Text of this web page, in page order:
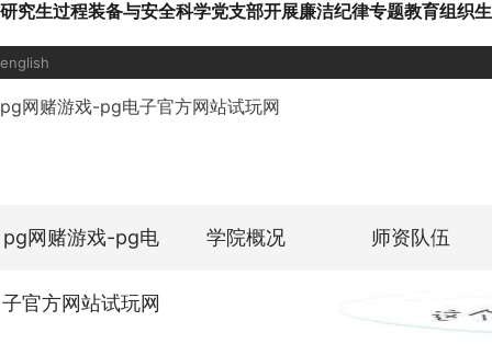
研究生过程装备与安全科学党支部开展廉洁纪律专题教育组织
english
pg网赌游戏-pg电子官方网站试玩网
pg网赌游戏-pg电
子官方网站试玩网
学院概况 师资队伍